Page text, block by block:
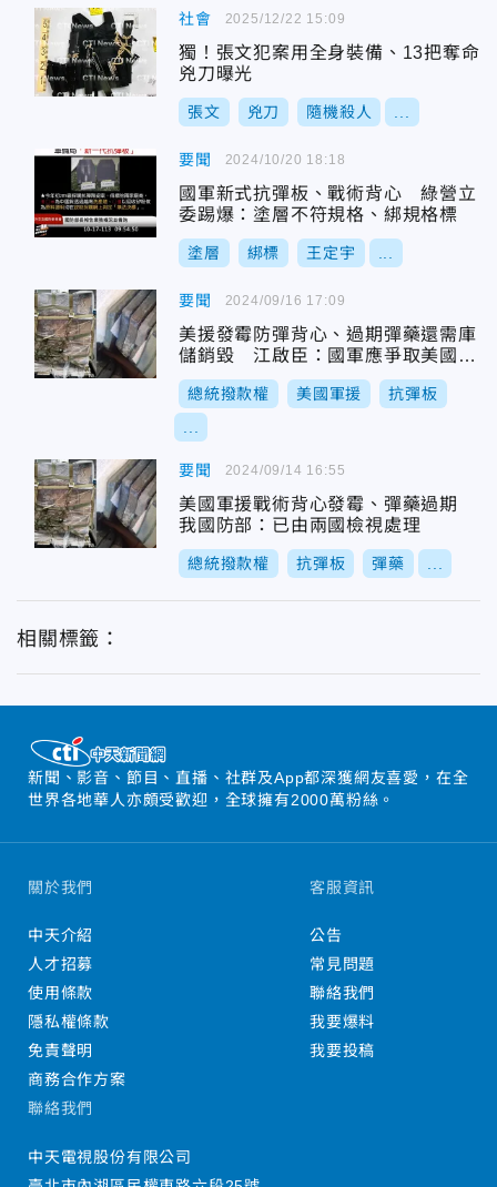
社會
獨！張文犯案用全身裝備、13把奪命
兇刀曝光
張文 兇刀 隨機殺人
2025/12/22 15:09
要聞
國軍新式抗彈板、戰術背心 綠營立
委踢爆：塗層不符規格、綁規格標
塗層 綁標 王定宇
2024/10/20 18:18
要聞
美援發霉防彈背心、過期彈藥還需庫
儲銷毀 江啟臣：國軍應爭取美國無
償軍援用於人員訓練
總統撥款權 美國軍援 抗彈板
2024/09/16 17:09
要聞
美國軍援戰術背心發霉、彈藥過期
我國防部：已由兩國檢視處理
總統撥款權 抗彈板 彈藥
2024/09/14 16:55
相關標籤：
新聞、影音、節目、直播、社群及App都深獲網友喜愛，在全
世界各地華人亦頗受歡迎，全球擁有2000萬粉絲。
關於我們
中天介紹
人才招募
使用條款
隱私權條款
免責聲明
商務合作方案
客服資訊
公告
常見問題
聯絡我們
我要爆料
我要投稿
聯絡我們
中天電視股份有限公司